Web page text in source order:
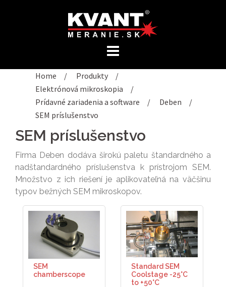
Home / Produkty
/
Elektrónová mikroskopia
/
Prídavné zariadenia a software
/ Deben
/
SEM príslušenstvo
SEM príslušenstvo
Firma Deben dodáva širokú paletu štandardného a
nadštandardného príslušenstva k prístrojom SEM.
Množstvo z ich riešení je aplikovateľná na väčšinu
typov bežných SEM mikroskopov.
SEM
chamberscope
Standard SEM
Coolstage -25°C
to +50°C